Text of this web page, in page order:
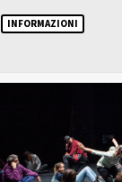
INFORMAZIONI